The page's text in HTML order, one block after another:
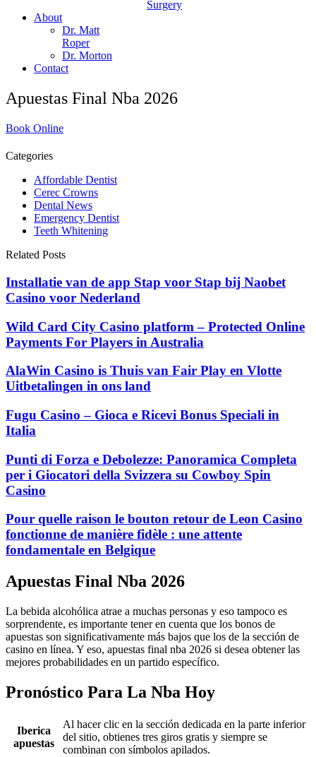
Surgery
About
Dr. Matt
Roper
Dr. Morton
Contact
Apuestas Final Nba 2026
Book Online
Categories
Affordable Dentist
Cerec Crowns
Dental News
Emergency Dentist
Teeth Whitening
Related Posts
Installatie van de app Stap voor Stap bij Naobet
Casino voor Nederland
Wild Card City Casino platform – Protected Online
Payments For Players in Australia
AlaWin Casino is Thuis van Fair Play en Vlotte
Uitbetalingen in ons land
Fugu Casino – Gioca e Ricevi Bonus Speciali in
Italia
Punti di Forza e Debolezze: Panoramica Completa
per i Giocatori della Svizzera su Cowboy Spin
Casino
Pour quelle raison le bouton retour de Leon Casino
fonctionne de manière fidèle : une attente
fondamentale en Belgique
Apuestas Final Nba 2026
La bebida alcohólica atrae a muchas personas y eso tampoco es
sorprendente, es importante tener en cuenta que los bonos de
apuestas son significativamente más bajos que los de la sección de
casino en línea. Y eso, apuestas final nba 2026 si desea obtener las
mejores probabilidades en un partido específico.
Pronóstico Para La Nba Hoy
Iberica
apuestas
Al hacer clic en la sección dedicada en la parte inferior
del sitio, obtienes tres giros gratis y siempre se
combinan con símbolos apilados.